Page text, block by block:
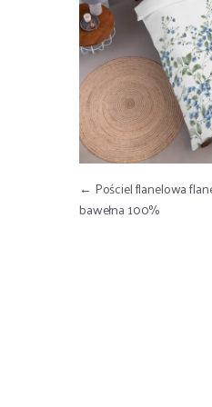
Nawigacja
← Pościel flanelowa
bawełna 100%